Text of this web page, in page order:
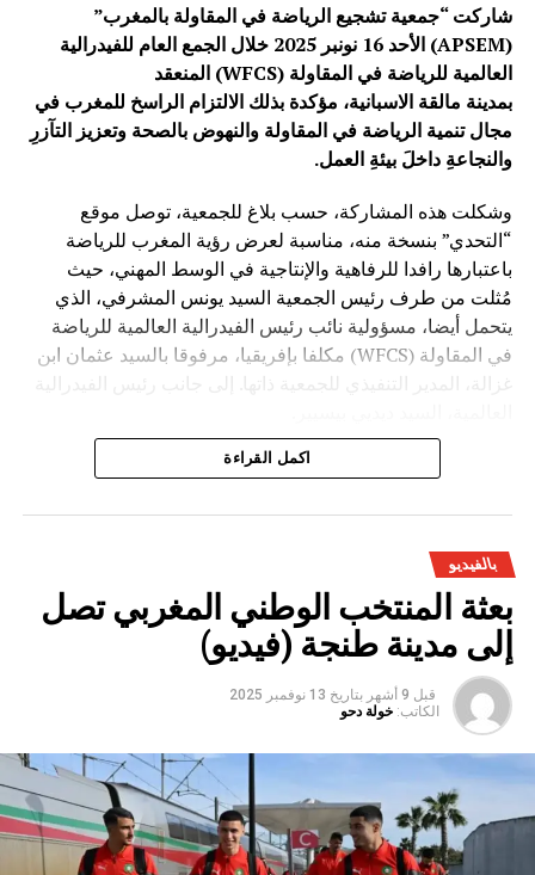
شاركت “جمعية تشجيع الرياضة في المقاولة بالمغرب”
(APSEM) الأحد 16 نونبر 2025 خلال الجمع العام للفيدرالية
العالمية للرياضة في المقاولة (WFCS) المنعقد
بمدينة مالقة الاسبانية، مؤكدة بذلك الالتزام الراسخ للمغرب في
مجال تنمية الرياضة في المقاولة والنهوض بالصحة وتعزيز التآزرِ
والنجاعةِ داخلَ بيئةِ العمل.
وشكلت هذه المشاركة، حسب بلاغ للجمعية، توصل موقع
“التحدي” بنسخة منه، مناسبة لعرض رؤية المغرب للرياضة
باعتبارها رافدا للرفاهية والإنتاجية في الوسط المهني، حيث
مُثلت من طرف رئيس الجمعية السيد يونس المشرفي، الذي
يتحمل أيضا، مسؤولية نائب رئيس الفيدرالية العالمية للرياضة
في المقاولة (WFCS) مكلفا بإفريقيا، مرفوقا بالسيد عثمان ابن
غزالة، المدير التنفيذي للجمعية ذاتها. إلى جانب رئيس الفيدرالية
وقد عرف الجمع العام، حسب ذات المصدر، تنظيم حفل تكريم
للسيد فيليزار ديريك، رئيس الفيدرالية الصربية، الذي وافته المنية
مؤخرا، إشادة بانخراطه القوي إزاء الرياضة في المقاولة عبر
اكمل القراءة
بالفيديو
بعثة المنتخب الوطني المغربي تصل
إلى مدينة طنجة (فيديو)
قبل 9 أشهر بتاريخ 13 نوفمبر 2025
الكاتب: خولة دحو